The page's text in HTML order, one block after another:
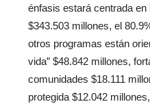
énfasis estará centrada
$343.503 millones, el
otros programas están
vida” $48.842 millones,
comunidades $18.111
protegida $12.042